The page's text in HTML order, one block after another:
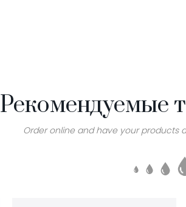
Рекомендуемые
Order online and have your products